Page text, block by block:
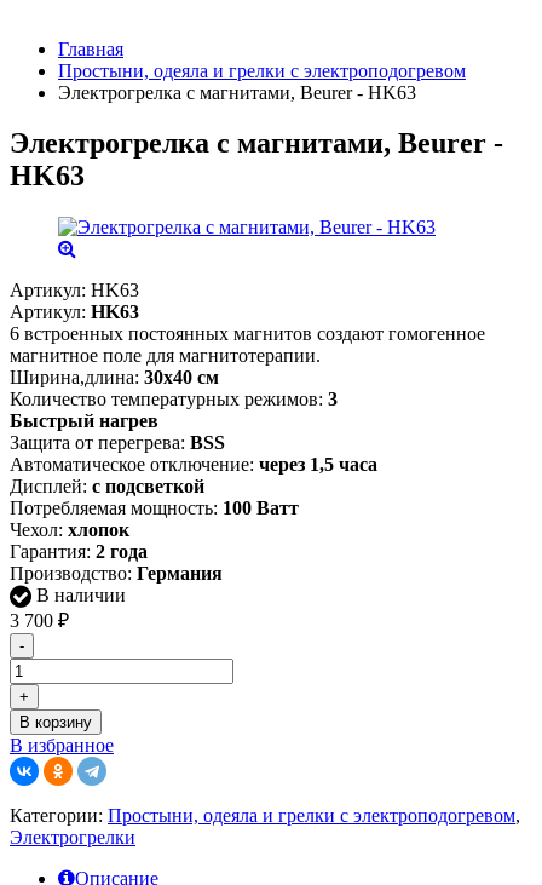
Главная
Простыни, одеяла и грелки с электроподогревом
Электрогрелка c магнитами, Beurer - HK63
Электрогрелка c магнитами, Beurer -
HK63
Артикул: HK63
Артикул: HK63
6 встроенных постоянных магнитов создают гомогенное
магнитное поле для магнитотерапии.
Ширина,длина: 30х40 см
Количество температурных режимов: 3
Быстрый нагрев
Защита от перегрева: BSS
Автоматическое отключение: через 1,5 часа
Дисплей: с подсветкой
Потребляемая мощность: 100 Ватт
Чехол: хлопок
Гарантия: 2 года
Производство: Германия
В наличии
3 700 ₽
-
+
В корзину
В избранное
Категории: Простыни, одеяла и грелки с электроподогревом,
Электрогрелки
Описание